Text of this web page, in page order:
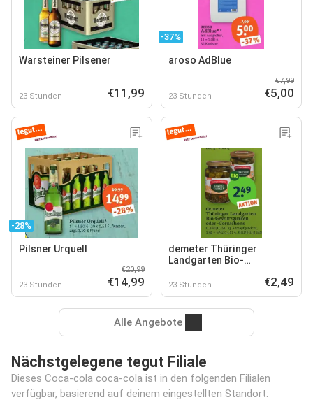
Warsteiner Pilsener
23 Stunden €11,99
-37%
aroso AdBlue
23 Stunden
€7,99
€5,00
-28%
Pilsner Urquell
23 Stunden
€20,99
€14,99
demeter Thüringer
Landgarten Bio-
Cornichons
23 Stunden €2,49
Alle Angebote
Nächstgelegene tegut Filiale
Dieses Coca-cola coca-cola ist in den folgenden Filialen
verfügbar, basierend auf deinem eingestellten Standort: